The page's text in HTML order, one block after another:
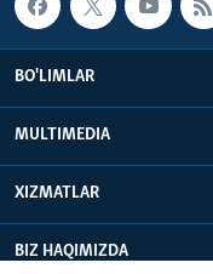
BO'LIMLAR
MULTIMEDIA
XIZMATLAR
BIZ HAQIMIZDA